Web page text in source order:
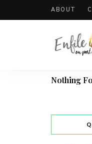
ABOUT
Enfile
ton
culture
et
Nothing
Nothing